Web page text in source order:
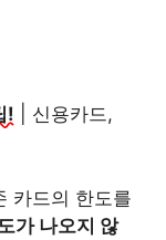
! | 신용카드,
카드의 한도를
가 나오지 않